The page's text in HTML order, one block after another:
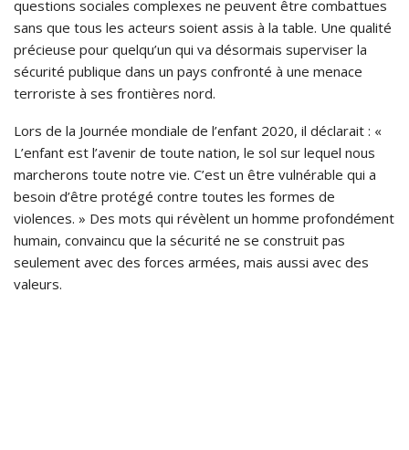
questions sociales complexes ne peuvent être combattues
sans que tous les acteurs soient assis à la table. Une qualité
précieuse pour quelqu’un qui va désormais superviser la
sécurité publique dans un pays confronté à une menace
terroriste à ses frontières nord.
Lors de la Journée mondiale de l’enfant 2020, il déclarait : «
L’enfant est l’avenir de toute nation, le sol sur lequel nous
marcherons toute notre vie. C’est un être vulnérable qui a
besoin d’être protégé contre toutes les formes de
violences. » Des mots qui révèlent un homme profondément
humain, convaincu que la sécurité ne se construit pas
seulement avec des forces armées, mais aussi avec des
valeurs.